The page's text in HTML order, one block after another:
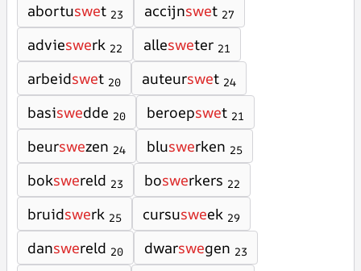
abortuswet 23 accijnswet 27
advieswerk 22 allesweter 21
arbeidswet 20 auteurswet 24
basiswedde 20 beroepswet 21
beurswezen 24 bluswerken 25
bokswereld 23 boswerkers 22
bruidswerk 25 cursusweek 29
danswereld 20 dwarswegen 23